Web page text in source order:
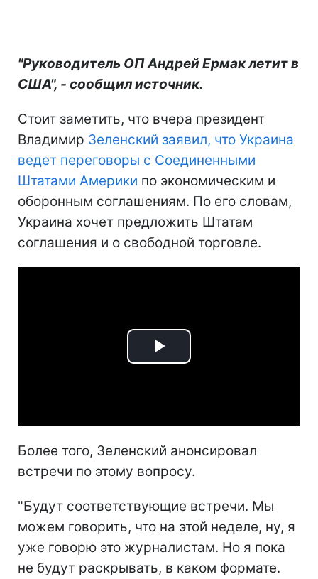
"Руководитель ОП Андрей Ермак летит в
США", - сообщил источник.
Стоит заметить, что вчера президент
Владимир Зеленский заявил, что Украина
ведет переговоры с Соединенными
Штатами Америки по экономическим и
оборонным соглашениям. По его словам,
Украина хочет предложить Штатам
соглашения и о свободной торговле.
Play
Более того, Зеленский анонсировал
встречи по этому вопросу.
"Будут соответствующие встречи. Мы
можем говорить, что на этой неделе, ну, я
уже говорю это журналистам. Но я пока
не будут раскрывать, в каком формате.